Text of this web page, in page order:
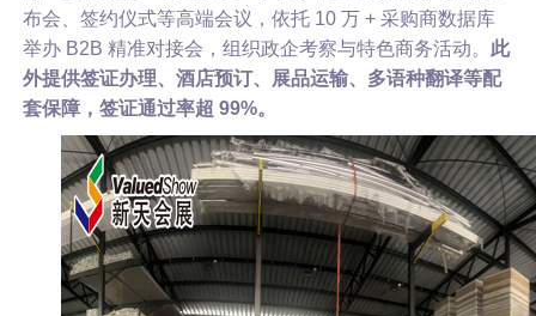
布会、签约仪式等高端会议，依托 10 万 + 采购商数据库
举办 B2B 精准对接会，组织政企考察与特色商务活动。 此
外提供签证办理、酒店预订、展品运输、多语种翻译等配
套保障，签证通过率超 99%。